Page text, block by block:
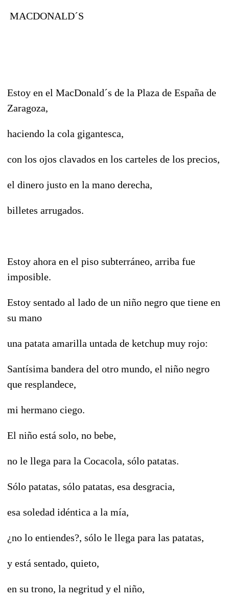
MACDONALD´S
Estoy en el MacDonald´s de la Plaza de España de
Zaragoza,
haciendo la cola gigantesca,
con los ojos clavados en los carteles de los precios,
el dinero justo en la mano derecha,
billetes arrugados.
Estoy ahora en el piso subterráneo, arriba fue
imposible.
Estoy sentado al lado de un niño negro que tiene en
su mano
una patata amarilla untada de ketchup muy rojo:
Santísima bandera del otro mundo, el niño negro
que resplandece,
mi hermano ciego.
El niño está solo, no bebe,
no le llega para la Cocacola, sólo patatas.
Sólo patatas, sólo patatas, esa desgracia,
esa soledad idéntica a la mía,
¿no lo entiendes?, sólo le llega para las patatas,
y está sentado, quieto,
en su trono, la negritud y el niño,